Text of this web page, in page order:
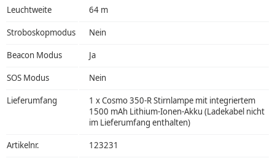
Leuchtweite 64 m
Stroboskopmodus Nein
Beacon Modus Ja
SOS Modus Nein
Lieferumfang
1 x Cosmo 350-R Stirnlampe mit integriertem
1500 mAh Lithium-Ionen-Akku (Ladekabel nicht
im Lieferumfang enthalten)
Artikelnr. 123231